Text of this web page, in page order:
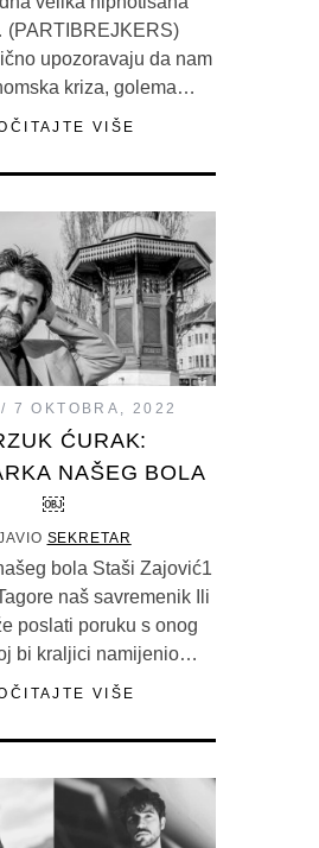
upozoravaju da nam
kriza, golema…
VIŠE
7 OKTOBRA, 2022
ĆURAK:
NAŠEG BOLA
￼
SEKRETAR
bola Staši Zajović1
naš savremenik Ili
poslati poruku s onog
bi kraljici namijenio…
VIŠE